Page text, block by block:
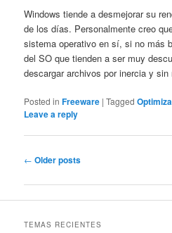
Windows tiende a desmejorar su
de los días. Personalmente creo
sistema operativo en sí, si no más
del SO que tienden a ser muy
descargar archivos por inercia y
Posted in Freeware |Tagged
Leave a reply
Post
← Older posts
TEMAS RECIENTES